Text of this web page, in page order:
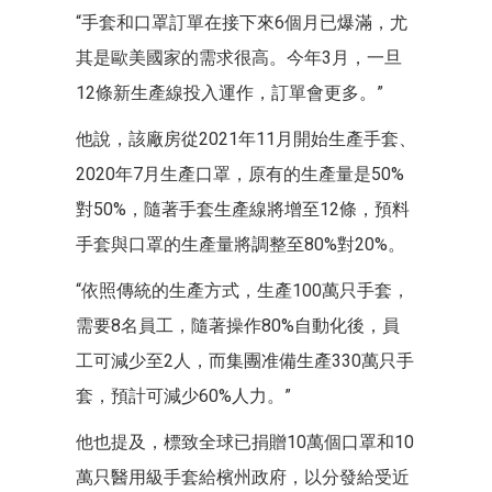
“手套和口罩訂單在接下來6個月已爆滿，尤
其是歐美國家的需求很高。今年3月，一旦
12條新生產線投入運作，訂單會更多。”
他說，該廠房從2021年11月開始生產手套、
2020年7月生產口罩，原有的生產量是50%
對50%，隨著手套生產線將增至12條，預料
手套與口罩的生產量將調整至80%對20%。
“依照傳統的生產方式，生產100萬只手套，
需要8名員工，隨著操作80%自動化後，員
工可減少至2人，而集團准備生產330萬只手
套，預計可減少60%人力。”
他也提及，標致全球已捐贈10萬個口罩和10
萬只醫用級手套給檳州政府，以分發給受近